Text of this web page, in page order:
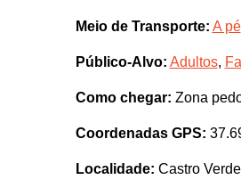
Meio de Transporte: A pé
Público-Alvo: Adultos,
Como chegar: Zona
Coordenadas GPS:
Localidade: Castro Verde